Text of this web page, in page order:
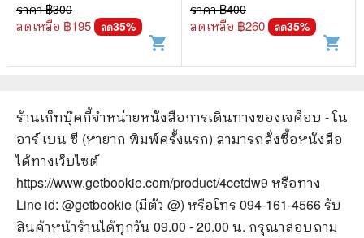
ราคา ฿300
ลดเหลือ ฿195 ลด35%
shopping_cart
ราคา ฿400
ลดเหลือ ฿260 ลด35%
shopping_cart
ร้านเก็ทบุ๊คกี้จำหน่ายหนังสือการเดินทางของเจค็อบ - โน
อาร์ เบน ซี (หายาก พิมพ์ครั้งแรก) สามารถสั่งซื้อหนังสือ
ได้ทางเว็บไซต์
https://www.getbookie.com/product/4cetdw9 หรือทาง
Line id: @getbookie (มีตัว @) หรือโทร 094-161-4566 รับ
สินค้าหน้าร้านได้ทุกวัน 09.00 - 20.00 น. กรุณาสอบถาม